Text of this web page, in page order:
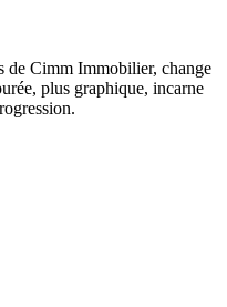
de Cimm Immobilier, change
plus graphique, incarne